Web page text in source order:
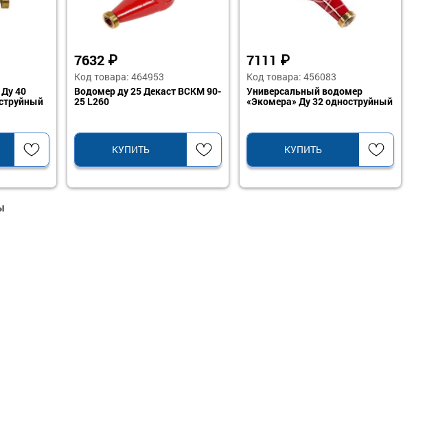
40
7632 ₽
Код товара: 464953
Водомер ду 25 Декаст ВСКМ 90-
25 L260
КУПИТЬ
7111 ₽
Код товара: 456083
Универсальный водомер
«Экомера» Ду 32 одноструйный
КУПИТЬ